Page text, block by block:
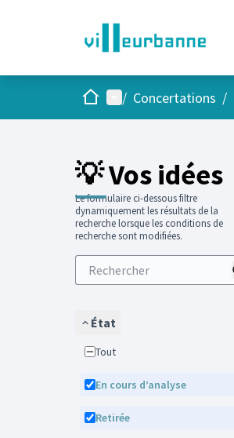
AccueilMenu principal
/ Concertations /
💡 Vos idées
Le formulaire ci-dessous filtre
dynamiquement les résultats de la
recherche lorsque les conditions de
recherche sont modifiées.
État
Tout
En cours d’analyse
Retirée